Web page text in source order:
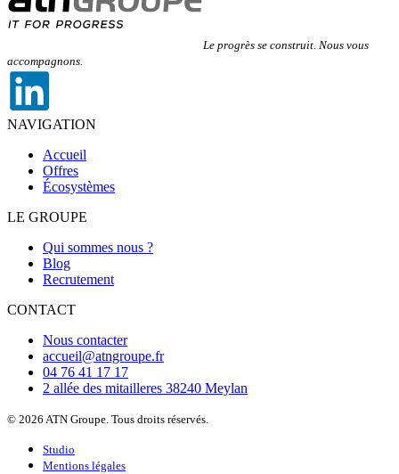
Le progrès se construit. Nous vous
accompagnons.
NAVIGATION
Accueil
Offres
Écosystèmes
LE GROUPE
Qui sommes nous ?
Blog
Recrutement
CONTACT
Nous contacter
accueil@atngroupe.fr
04 76 41 17 17
2 allée des mitailleres 38240 Meylan
© 2026 ATN Groupe. Tous droits réservés.
Studio
Mentions légales